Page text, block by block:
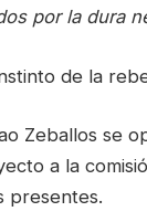
por la dura
de la
Zeballos se
a la
presentes.